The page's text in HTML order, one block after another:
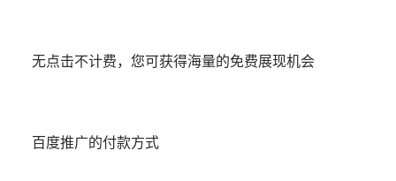
无点击不计费，您可获得海量的免费展现机会
百度推广的付款方式